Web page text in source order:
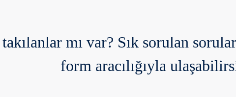
takılanlar mı var? Sık sorulan
form aracılığıyla